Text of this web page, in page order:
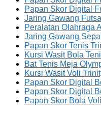
Papan Skor Digital
Jaring Gawang
Peralatan Olahraga
Jaring Gawang
Papan Skor Tenis
Kursi Wasit Bola
Bat Tenis Meja
Kursi Wasit Voli
Papan Skor Digital
Papan Skor Digital
Papan Skor Bola